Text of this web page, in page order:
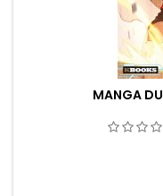
MANGA